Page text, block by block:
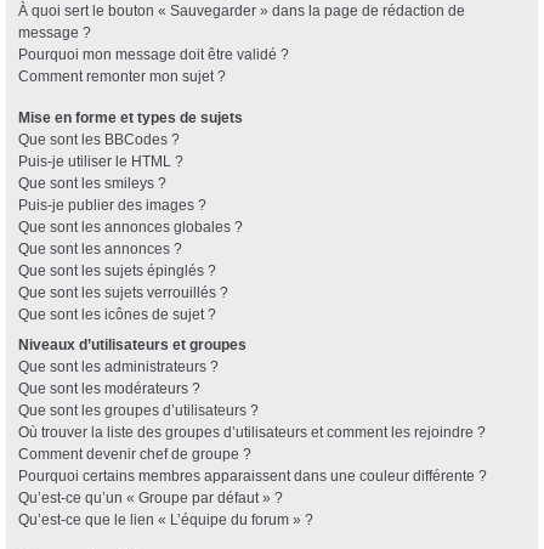
À quoi sert le bouton « Sauvegarder » dans la page de rédaction de
message ?
Pourquoi mon message doit être validé ?
Comment remonter mon sujet ?
Mise en forme et types de sujets
Que sont les BBCodes ?
Puis-je utiliser le HTML ?
Que sont les smileys ?
Puis-je publier des images ?
Que sont les annonces globales ?
Que sont les annonces ?
Que sont les sujets épinglés ?
Que sont les sujets verrouillés ?
Que sont les icônes de sujet ?
Niveaux d’utilisateurs et groupes
Que sont les administrateurs ?
Que sont les modérateurs ?
Que sont les groupes d’utilisateurs ?
Où trouver la liste des groupes d’utilisateurs et comment les rejoindre ?
Comment devenir chef de groupe ?
Pourquoi certains membres apparaissent dans une couleur différente ?
Qu’est-ce qu’un « Groupe par défaut » ?
Qu’est-ce que le lien « L’équipe du forum » ?